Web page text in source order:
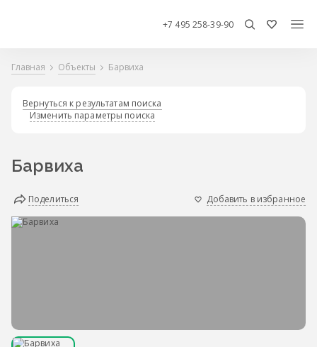
+7 495 258-39-90
Главная Объекты Барвиха
Вернуться к результатам поиска
Изменить параметры поиска
Барвиха
Поделиться Добавить в избранное